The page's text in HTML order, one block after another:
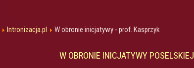
Intronizacja.pl W obronie inicjatywy - prof. Kasprzyk
W OBRONIE INICJATYWY POSELSKIEJ